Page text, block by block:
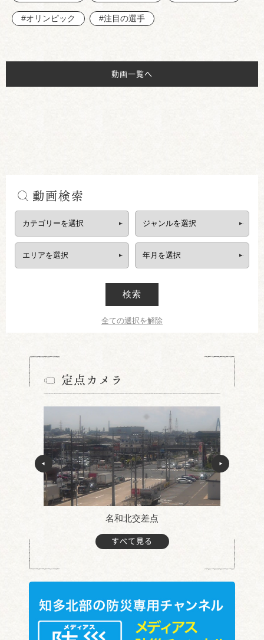
#オリンピック #注目の選手
動画一覧へ
動画検索
検索
全ての選択を解除
定点カメラ
名和北交差点
すべて見る